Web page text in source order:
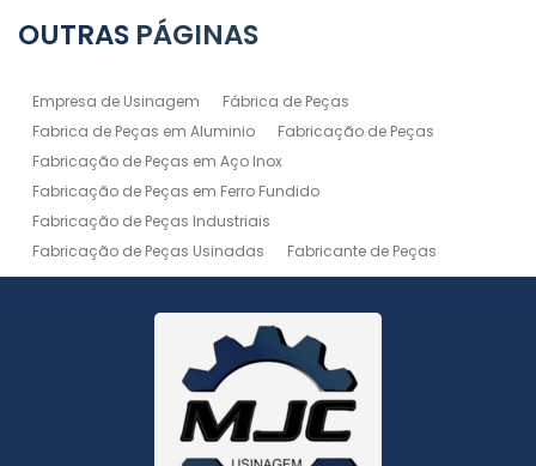
OUTRAS PÁGINAS
Empresa de Usinagem
Fábrica de Peças
Fabrica de Peças em Aluminio
Fabricação de Peças
Fabricação de Peças em Aço Inox
Fabricação de Peças em Ferro Fundido
Fabricação de Peças Industriais
Fabricação de Peças Usinadas
Fabricante de Peças
Fabricante de Peças de Máquinas
Manutenção de Máquina
Peças Usinadas
Serviço de Soldagem
Serviço de Usinagem
Serviço de Usinagem Pesada
Serviços de Usinagem CNC
Serviços de Usinagem de Peças
Serviços de Usinagem Tornearia e Solda
Usinagem